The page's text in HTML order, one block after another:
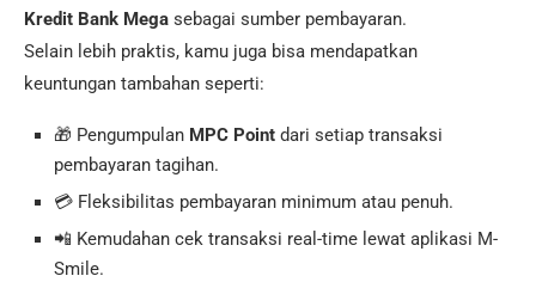
Kredit Bank Mega sebagai sumber pembayaran.
Selain lebih praktis, kamu juga bisa mendapatkan
keuntungan tambahan seperti:
🎁 Pengumpulan MPC Point dari setiap transaksi
pembayaran tagihan.
💳 Fleksibilitas pembayaran minimum atau penuh.
📲 Kemudahan cek transaksi real-time lewat aplikasi M-
Smile.